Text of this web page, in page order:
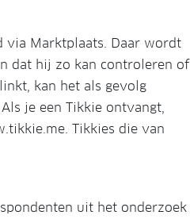
via Marktplaats. Daar wordt
dat hij zo kan controleren of
kan het als gevolg
je een Tikkie ontvangt,
Tikkies die van
uit het onderzoek